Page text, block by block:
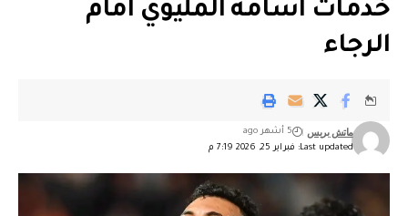
خدمات أسامة المليوي أمام
الرجاء
Last updated: فبراير 25, 2026 7:19 م
ماتش بريس 5 أشهر ago